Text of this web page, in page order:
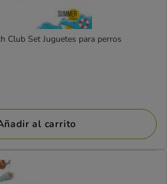
Club Set Juguetes para perros
al carrito